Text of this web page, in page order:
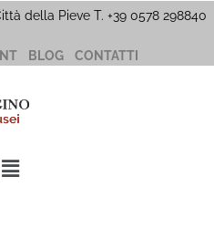
della Pieve T. +39 0578 298840
BLOG CONTATTI
Menu